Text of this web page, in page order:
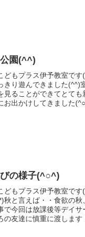
園(^^)
どもプラス伊予教室で
きり遊んできました(^^)
見ることができてとても
お出かけしてきました
の様子(^○^)
もプラス伊予教室です
秋と言えば・・食欲の
で今回は放課後等デイサ
友達に慎重に渡します